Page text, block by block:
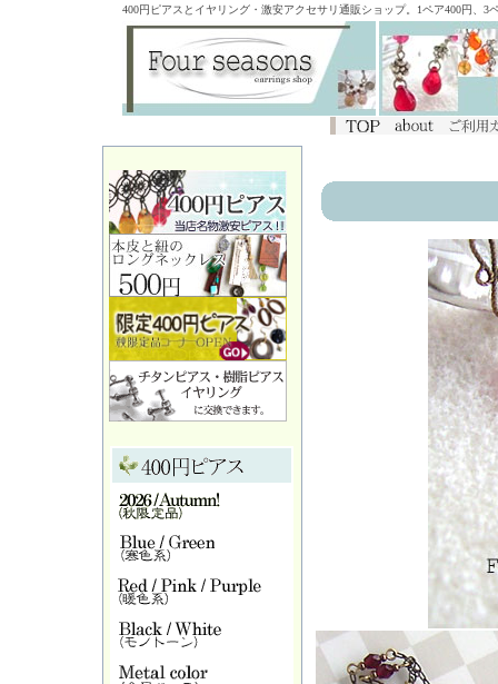
400円ピアスとイヤリング・激安アクセサリ通販ショップ。1ペア400円、